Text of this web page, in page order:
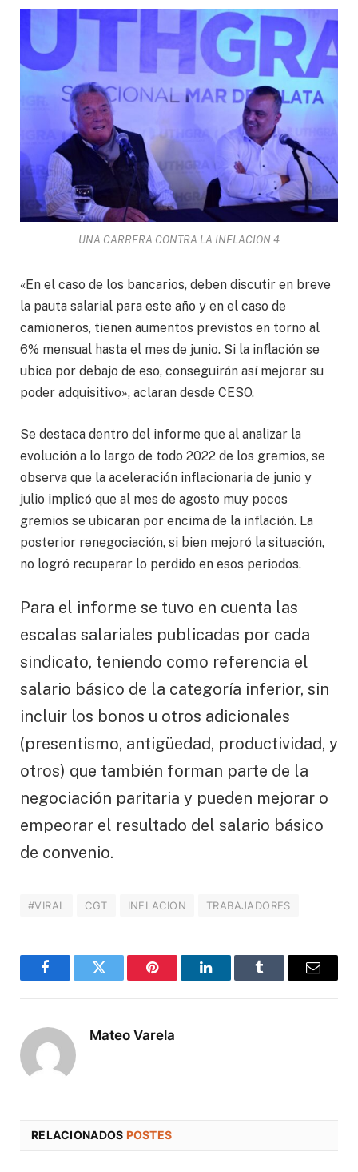
UNA CARRERA CONTRA LA INFLACION 4
«En el caso de los bancarios, deben discutir en breve
la pauta salarial para este año y en el caso de
camioneros, tienen aumentos previstos en torno al
6% mensual hasta el mes de junio. Si la inflación se
ubica por debajo de eso, conseguirán así mejorar su
poder adquisitivo», aclaran desde CESO.
Se destaca dentro del informe que al analizar la
evolución a lo largo de todo 2022 de los gremios, se
observa que la aceleración inflacionaria de junio y
julio implicó que al mes de agosto muy pocos
gremios se ubicaran por encima de la inflación. La
posterior renegociación, si bien mejoró la situación,
no logró recuperar lo perdido en esos periodos.
Para el informe se tuvo en cuenta las
escalas salariales publicadas por cada
sindicato, teniendo como referencia el
salario básico de la categoría inferior, sin
incluir los bonos u otros adicionales
(presentismo, antigüedad, productividad, y
otros) que también forman parte de la
negociación paritaria y pueden mejorar o
empeorar el resultado del salario básico
de convenio.
#VIRAL CGT INFLACION TRABAJADORES
FacebookTwitter Pinterest LinkedInTumblr
Correo
Mateo Varela
RELACIONADOS POSTES